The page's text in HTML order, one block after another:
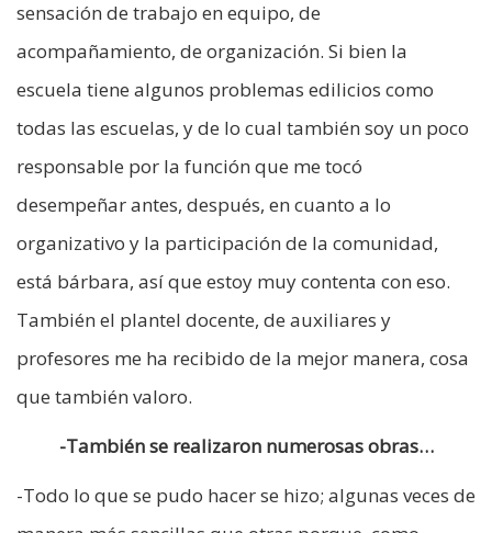
sensación de trabajo en equipo, de
acompañamiento, de organización. Si bien la
escuela tiene algunos problemas edilicios como
todas las escuelas, y de lo cual también soy un poco
responsable por la función que me tocó
desempeñar antes, después, en cuanto a lo
organizativo y la participación de la comunidad,
está bárbara, así que estoy muy contenta con eso.
También el plantel docente, de auxiliares y
profesores me ha recibido de la mejor manera, cosa
que también valoro.
-También se realizaron numerosas obras…
-Todo lo que se pudo hacer se hizo; algunas veces de